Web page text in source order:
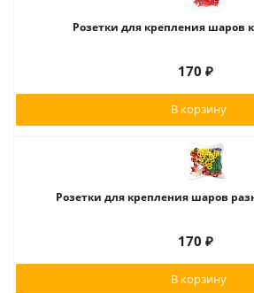
Розетки для крепления шаров
170 ₽
В корзину
Розетки для крепления шаров
170 ₽
В корзину